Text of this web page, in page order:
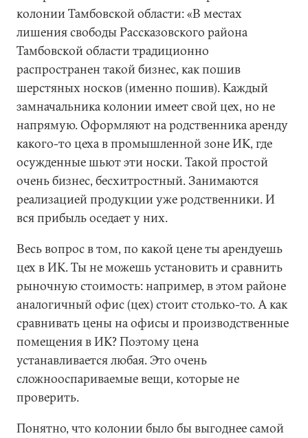
колонии Тамбовской области: «В местах
лишения свободы Рассказовского района
Тамбовской области традиционно
распространен такой бизнес, как пошив
шерстяных носков (именно пошив). Каждый
замначальника колонии имеет свой цех, но не
напрямую. Оформляют на родственника аренду
какого-то цеха в промышленной зоне ИК, где
осужденные шьют эти носки. Такой простой
очень бизнес, бесхитростный. Занимаются
реализацией продукции уже родственники. И
вся прибыль оседает у них.
Весь вопрос в том, по какой цене ты арендуешь
цех в ИК. Ты не можешь установить и сравнить
рыночную стоимость: например, в этом районе
аналогичный офис (цех) стоит столько-то. А как
сравнивать цены на офисы и производственные
помещения в ИК? Поэтому цена
устанавливается любая. Это очень
сложнооспариваемые вещи, которые не
проверить.
Понятно, что колонии было бы выгоднее самой